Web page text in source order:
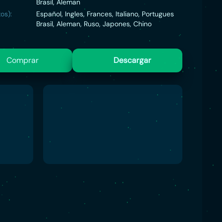
Brasil, Aleman
Español, Ingles, Frances, Italiano, Portugues
Brasil, Aleman, Ruso, Japones, Chino
Comprar Descargar